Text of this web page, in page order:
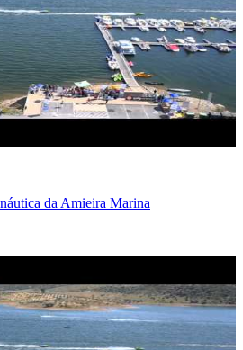
da Amieira Marina